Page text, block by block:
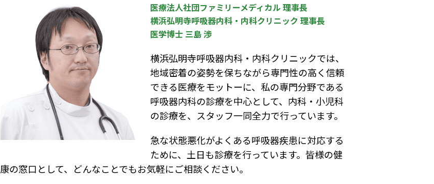
医療法人社団ファミリーメディカル 理事長
横浜弘明寺呼吸器内科・内科クリニック 理事長
医学博士 三島 渉
横浜弘明寺呼吸器内科・内科クリニックでは、
地域密着の姿勢を保ちながら専門性の高く信頼
できる医療をモットーに、私の専門分野である
呼吸器内科の診療を中心として、内科・小児科
の診療を、スタッフ一同全力で行っています。
急な状態悪化がよくある呼吸器疾患に対応する
ために、土日も診療を行っています。皆様の健
康の窓口として、どんなことでもお気軽にご相談ください。